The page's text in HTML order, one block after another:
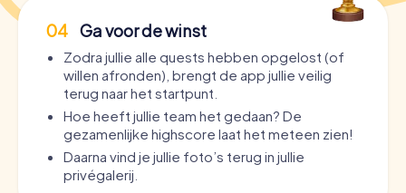
04 Ga voor de winst
Zodra jullie alle quests hebben opgelost (of
willen afronden), brengt de app jullie veilig
terug naar het startpunt.
Hoe heeft jullie team het gedaan? De
gezamenlijke highscore laat het meteen zien!
Daarna vind je jullie foto’s terug in jullie
privégalerij.